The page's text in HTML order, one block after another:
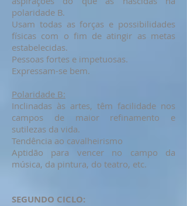
polaridade B.
Usam todas as forças e possibilidades
físicas com o fim de atingir as metas
estabelecidas.
Pessoas fortes e impetuosas.
Expressam-se bem.
Polaridade B:
Inclinadas às artes, têm facilidade nos
campos de maior refinamento e
sutilezas da vida.
Tendência ao cavalheirismo
Aptidão para vencer no campo da
música, da pintura, do teatro, etc.
SEGUNDO CICLO: